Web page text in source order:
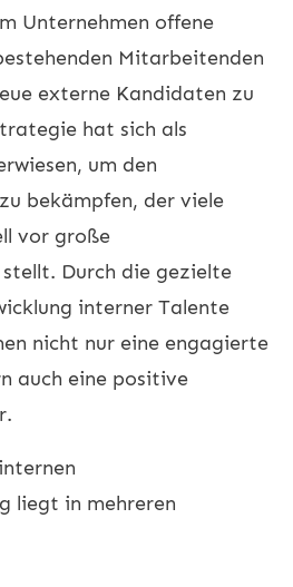
Unternehmen offene
Mitarbeitenden
externe Kandidaten zu
hat sich als
um den
zu bekämpfen, der viele
vor große
Durch die gezielte
interner Talente
nicht nur eine engagierte
auch eine positive
liegt in mehreren